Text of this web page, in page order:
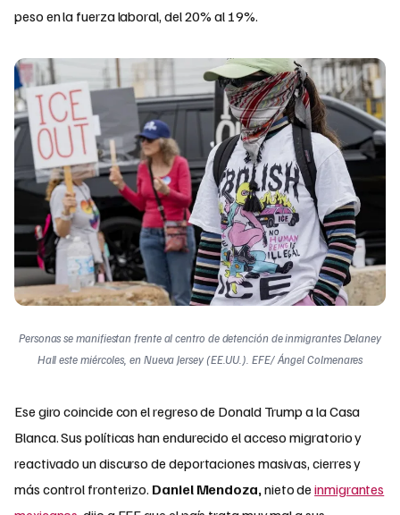
peso en la fuerza laboral, del 20% al 19%.
Personas se manifiestan frente al centro de detención de inmigrantes Delaney
Hall este miércoles, en Nueva Jersey (EE.UU.). EFE/ Ángel Colmenares
Ese giro coincide con el regreso de Donald Trump a la Casa
Blanca. Sus políticas han endurecido el acceso migratorio y
reactivado un discurso de deportaciones masivas, cierres y
más control fronterizo. Daniel Mendoza, nieto deinmigrantes